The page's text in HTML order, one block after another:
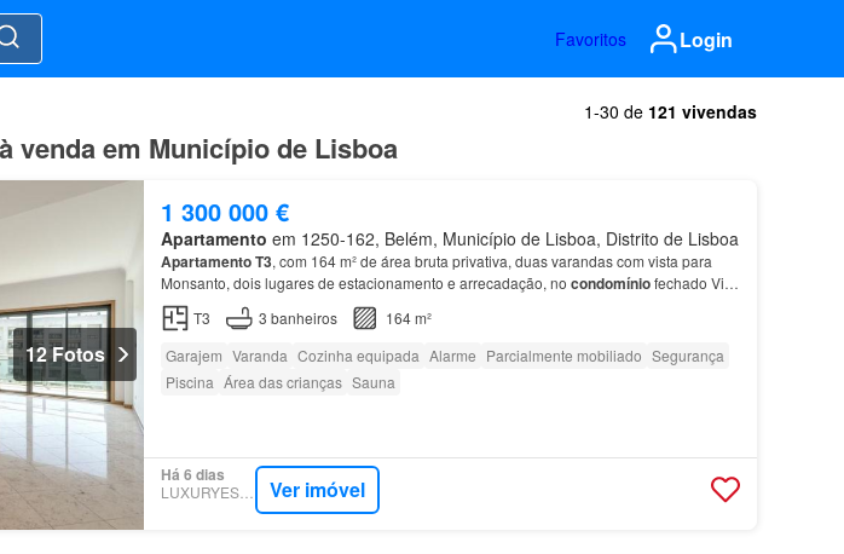
Favoritos Login
1-30 de 121 vivendas
venda em Município de Lisboa
12 Fotos
1 300 000 €
Apartamento em 1250-162, Belém, Município de Lisboa, Distrito de Lisboa
ApartamentoT3, com 164 m² de área bruta privativa, duas varandas com vista para
Monsanto, dois lugares de estacionamento e arrecadação, no condomíniofechado Villa
Restelo, com
, em Belém,
T3 3 banheiros
164 m²
Garajem Varanda Cozinha equipada Alarme Parcialmente mobiliado Segurança
Piscina Área das crianças Sauna
Há 6 dias
LUXURYESTATE Ver imóvel